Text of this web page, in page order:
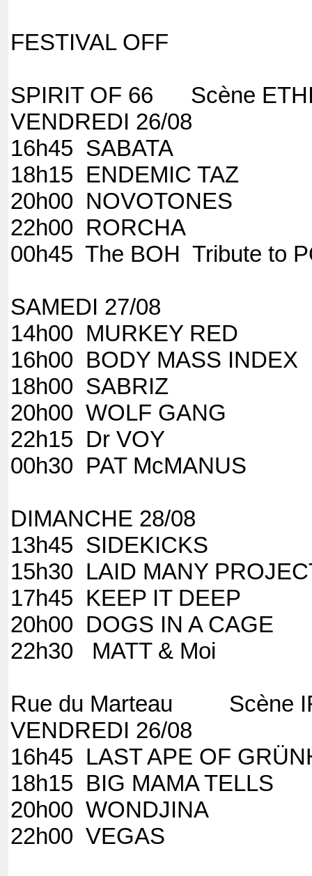
FESTIVAL OFF
SPIRIT OF 66 Scène
VENDREDI 26/08
16h45 SABATA
18h15 ENDEMIC TAZ
20h00 NOVOTONES
22h00
00h45 The BOH Tribute to
SAMEDI 27/08
14h00
16h00 BODY MASS INDEX
18h00 SABRIZ
20h00 WOLF GANG
22h15
00h30 PAT McMANUS
DIMANCHE 28/08
13h45
15h30 LAID
17h45 KEEP
20h00
22h30 MATT & Moi
Rue du Marteau Scène
VENDREDI 26/08
16h45 LAST APE OF
18h15 BIG MAMA TELLS
20h00 WONDJINA
22h00 VEGAS